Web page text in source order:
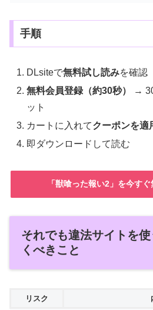
手順
DLsiteで無料試し読みを確認
無料会員登録（約30秒）
→
ット
カートに入れてクーポンを適
即ダウンロードして読む
「獣喰った報い2」を今す
それでも違法サイトを
くべきこと
リスク